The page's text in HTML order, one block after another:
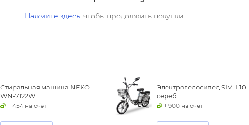
Нажмите здесь, чтобы продолжить покупки
Стиральная машина NEKO
WN-7122W
+ 454 на счет
Электровелосипед SIM-L10-
сереб
+ 900 на счет